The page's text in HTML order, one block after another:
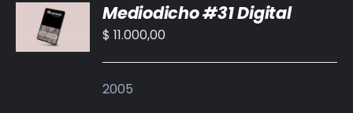
AL
CARRITO
/
Mediodicho #31 Digital
$ 11.000,00
2005